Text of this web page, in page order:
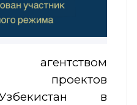
агентством
проектов
в